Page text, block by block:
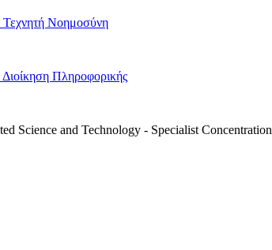
Τεχνητή Νοημοσύνη
Πληροφορικής
Science and Technology - Specialist Concentration